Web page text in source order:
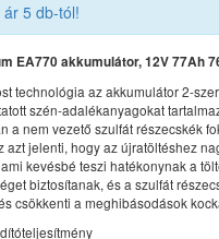
5 db-tól!
EA770 akkumulátor, 12V 77Ah
technológia az akkumulátor 2-
szén-adalékanyagokat
a nem vezető szulfát részecskék
azt jelenti, hogy az újratöltéshez
kevésbé teszi hatékonynak a
biztosítanak, és a szulfát
csökkenti a meghibásodások